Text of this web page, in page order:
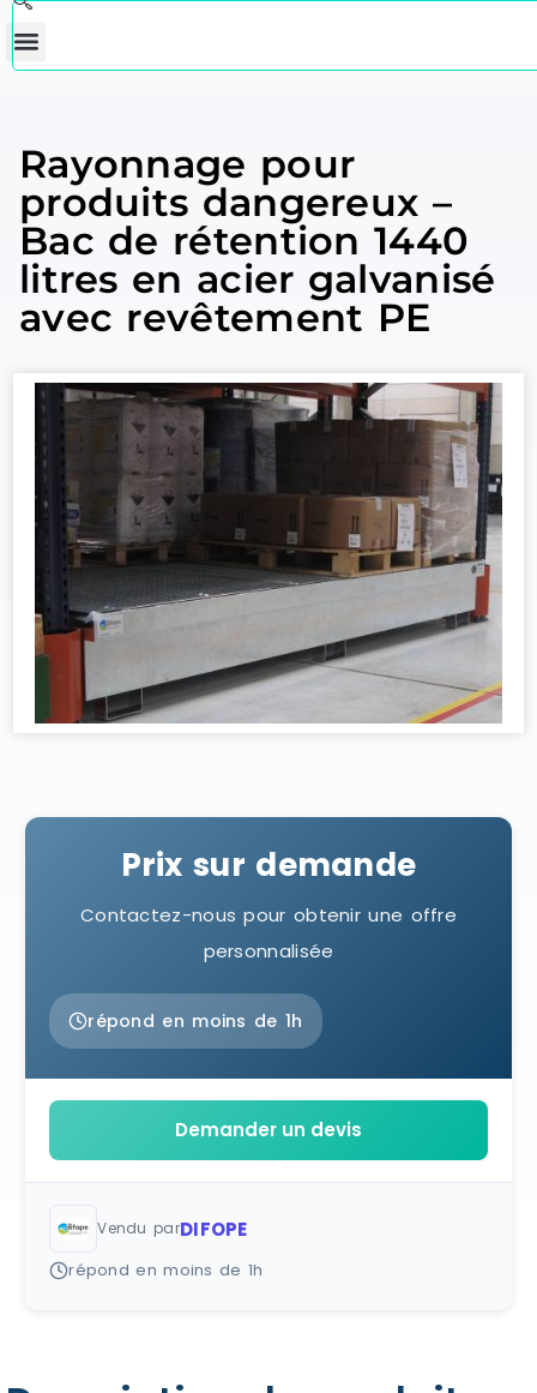
Rayonnage pour
produits dangereux –
Bac de rétention 1440
litres en acier galvanisé
avec revêtement PE
Prix sur demande
Contactez-nous pour obtenir une offre
personnalisée
répond en moins de 1h
Demander un devis
Vendu parDIFOPE
répond en moins de 1h